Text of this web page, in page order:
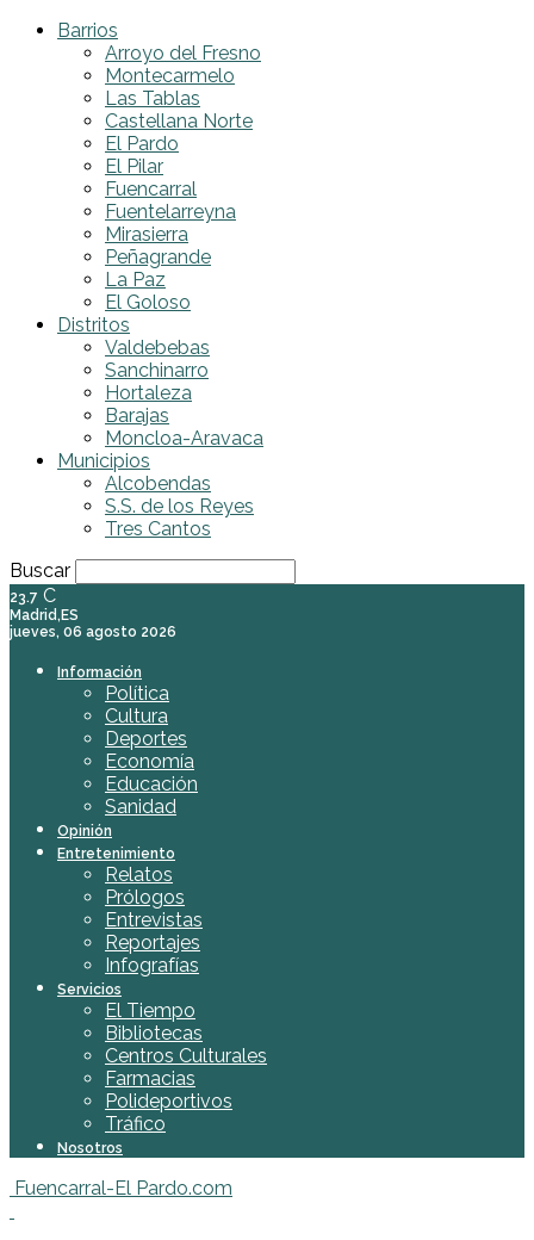
Barrios
Arroyo del Fresno
Montecarmelo
Las Tablas
Castellana Norte
El Pardo
El Pilar
Fuencarral
Fuentelarreyna
Mirasierra
Peñagrande
La Paz
El Goloso
Distritos
Valdebebas
Sanchinarro
Hortaleza
Barajas
Moncloa-Aravaca
Municipios
Alcobendas
S.S. de los Reyes
Tres Cantos
Buscar
23.7 C
Madrid,ES
jueves, 06 agosto 2026
Información
Política
Cultura
Deportes
Economía
Educación
Sanidad
Opinión
Entretenimiento
Relatos
Prólogos
Entrevistas
Reportajes
Infografías
Servicios
El Tiempo
Bibliotecas
Centros Culturales
Farmacias
Polideportivos
Tráfico
Nosotros
Fuencarral-El Pardo.com